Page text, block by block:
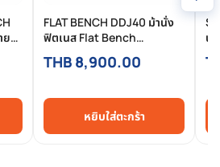
ย
ใช้
ง
FLAT BENCH DDJ40 ม้านั่ง
ฟิตเนส Flat Bench
Commercial แข็งแรง
มาตรฐานยิมมืออาชีพ
THB 8,900.00
หยิบใส่ตะกร้า
นั่